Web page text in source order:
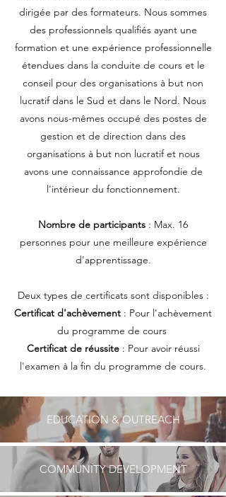
dirigée par des formateurs. Nous sommes
des professionnels qualifiés ayant une
formation et une expérience professionnelle
étendues dans la conduite de cours et le
conseil pour des organisations à but non
lucratif dans le Sud et dans le Nord. Nous
avons nous-mêmes occupé des postes de
gestion et de direction dans des
organisations à but non lucratif et nous
avons une connaissance approfondie de
l'intérieur du fonctionnement.
Nombre de participants : Max. 16
personnes pour une meilleure expérience
d'apprentissage.
Deux types de certificats sont disponibles :
Certificat d'achèvement : Pour l'achèvement
du programme de cours
Certificat de réussite: Pour avoir réussi
l'examen à la fin du programme de cours.
EDUCATION & OUTREACH
COMMUNITY DEVELOPMENT